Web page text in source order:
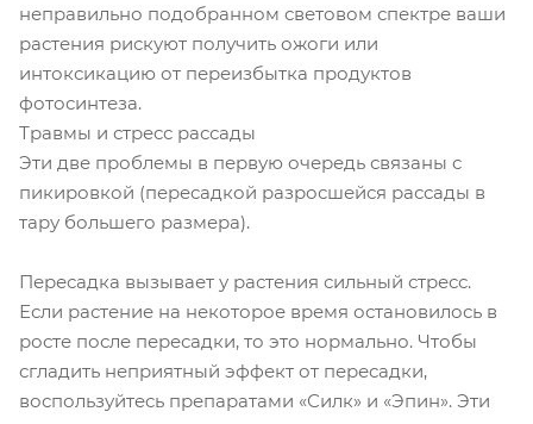
неправильно подобранном световом спектре ваши
растения рискуют получить ожоги или
интоксикацию от переизбытка продуктов
фотосинтеза.
Травмы и стресс рассады
Эти две проблемы в первую очередь связаны с
пикировкой (пересадкой разросшейся рассады в
тару большего размера).
Пересадка вызывает у растения сильный стресс.
Если растение на некоторое время остановилось в
росте после пересадки, то это нормально. Чтобы
сгладить неприятный эффект от пересадки,
воспользуйтесь препаратами «Силк» и «Эпин». Эти